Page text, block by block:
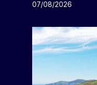
07/08/2026